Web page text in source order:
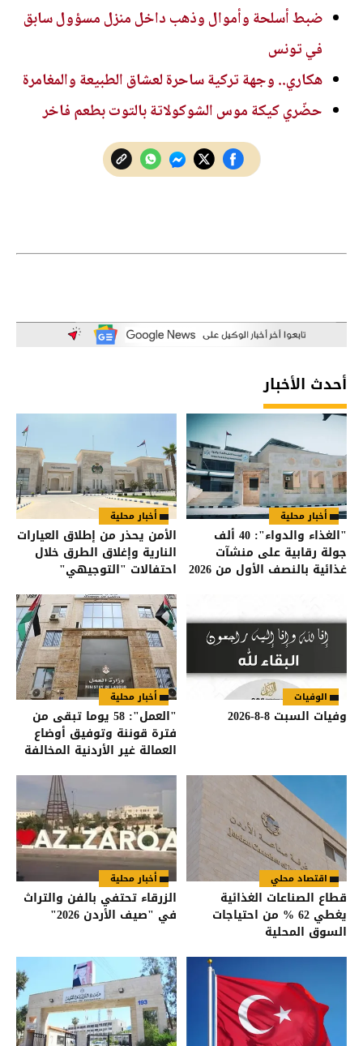
ضبط أسلحة وأموال وذهب داخل منزل مسؤول سابق
في تونس
هكاري.. وجهة تركية ساحرة لعشاق الطبيعة والمغامرة
حضّري كيكة موس الشوكولاتة بالتوت بطعم فاخر
أحدث الأخبار
أخبار محلية
"الغذاء والدواء": 40 ألف
جولة رقابية على منشآت
غذائية بالنصف الأول من 2026
أخبار محلية
الأمن يحذر من إطلاق العيارات
النارية وإغلاق الطرق خلال
احتفالات "التوجيهي"
الوفيات
وفيات السبت 8-8-2026
أخبار محلية
"العمل": 58 يوما تبقى من
فترة قوننة وتوفيق أوضاع
العمالة غير الأردنية المخالفة
اقتصاد محلي
قطاع الصناعات الغذائية
يغطي 62 % من احتياجات
السوق المحلية
أخبار محلية
الزرقاء تحتفي بالفن والتراث
في "صيف الأردن 2026"